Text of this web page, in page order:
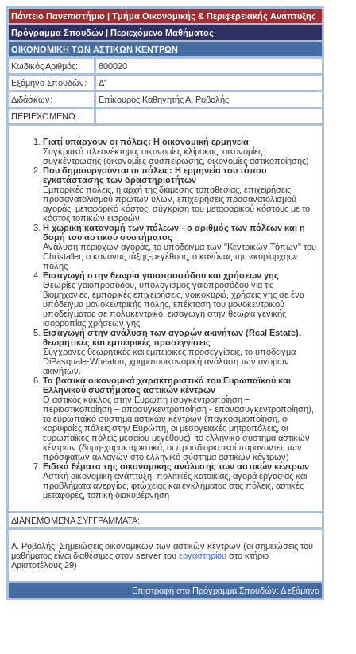
Πάντειο Πανεπιστήμιο | Tμήμα Οικονομικής & Περιφερειακής Ανάπτυξης
Πρόγραμμα Σπουδών | Περιεχόμενο Μαθήματος
ΟΙΚΟΝΟΜΙΚΗ ΤΩΝ ΑΣΤΙΚΩΝ ΚΕΝΤΡΩΝ
Κωδικός Αριθμός:
800020
Εξάμηνο Σπουδών:
Δ'
Διδάσκων:
Επίκουρος Καθηγητής Α. Ροβολής
ΠΕΡΙΕΧΟΜΕΝΟ:
Γιατί υπάρχουν οι πόλεις: Η οικονομική ερμηνεία
Συγκριτικό πλεονέκτημα, οικονομίες κλίμακας, οικονομίες
συγκέντρωσης (οικονομίες συσπείρωσης, οικονομίες αστικοποίησης)
Που δημιουργούνται οι πόλεις: Η ερμηνεία του τόπου
εγκατάστασης των δραστηριοτήτων
Εμπορικές πόλεις, η αρχή της διάμεσης τοποθεσίας, επιχειρήσεις
προσανατολισμού πρώτων υλών, επιχειρήσεις προσανατολισμού
αγοράς, μεταφορικό κόστος, σύγκριση του μεταφορικού κόστους με το
κόστος τοπικών εισροών.
Η χωρική κατανομή των πόλεων - ο αριθμός των πόλεων και η
δομή του αστικού συστήματος
Ανάλυση περιοχών αγοράς, το υπόδειγμα των "Κεντρικών Τόπων" του
Christaller, ο κανόνας τάξης-μεγέθους, ο κανόνας της «κυρίαρχης»
πόλης
Εισαγωγή στην θεωρία γαιοπροσόδου και χρήσεων γης
Θεωρίες γαιοπροσόδου, υπολογισμός γαιοπροσόδου για τις
βιομηχανίες, εμπορικές επιχειρήσεις, νοικοκυριά, χρήσεις γης σε ένα
υπόδειγμα μονοκεντρικής πόλης, επέκταση του μονοκεντρικού
υποδείγματος σε πολυκεντρικό, εισαγωγή στην θεωρία γενικής
ισορροπίας χρήσεων γης
Εισαγωγή στην ανάλυση των αγορών ακινήτων (Real Estate),
θεωρητικές και εμπειρικές προσεγγίσεις
Σύγχρονες θεωρητικές και εμπειρικές προσεγγίσεις, το υπόδειγμα
DiPasquale-Wheaton, χρηματοοικονομική ανάλυση των αγορών
ακινήτων.
Τα βασικά οικονομικά χαρακτηριστικά του Ευρωπαϊκού και
Ελληνικού συστήματος αστικών κέντρων
Ο αστικός κύκλος στην Ευρώπη (συγκεντροποίηση –
περιαστικοποίηση – αποσυγκεντροποίηση - επανασυγκεντροποίηση),
το ευρωπαϊκό σύστημα αστικών κέντρων (παγκοσμιοποίηση, οι
κορυφαίες πόλεις στην Ευρώπη, οι μεσογειακές μητροπόλεις, οι
ευρωπαϊκές πόλεις μεσαίου μεγέθους), το ελληνικό σύστημα αστικών
κέντρων (δομή-χαρακτηριστικά, οι προσδιοριστικοί παράγοντες των
πρόσφατων αλλαγών στο ελληνικό σύστημα αστικών κέντρων)
Ειδικά θέματα της οικονομικής ανάλυσης των αστικών κέντρων
Αστική οικονομική ανάπτυξη, πολιτικές κατοικίας, αγορά εργασίας και
προβλήματα ανεργίας, φτώχειας και εγκλήματος στις πόλεις, αστικές
μεταφορές, τοπική διακυβέρνηση
ΔΙΑΝΕΜΟΜΕΝΑ ΣΥΓΓΡΑΜΜΑΤΑ:
Α. Ροβολής: Σημειώσεις οικονομικών των αστικών κέντρων (οι σημειώσεις του
μαθήματος είναι διαθέσιμες στον server του εργαστηρίου στο κτήριο
Αριστοτέλους 29)
Επιστροφή στο Πρόγραμμα Σπουδών: Δ εξάμηνο